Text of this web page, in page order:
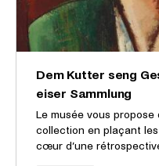
Dem Kutter seng
eiser Sammlung
Le musée vous
collection en plaçant
cœur d’une